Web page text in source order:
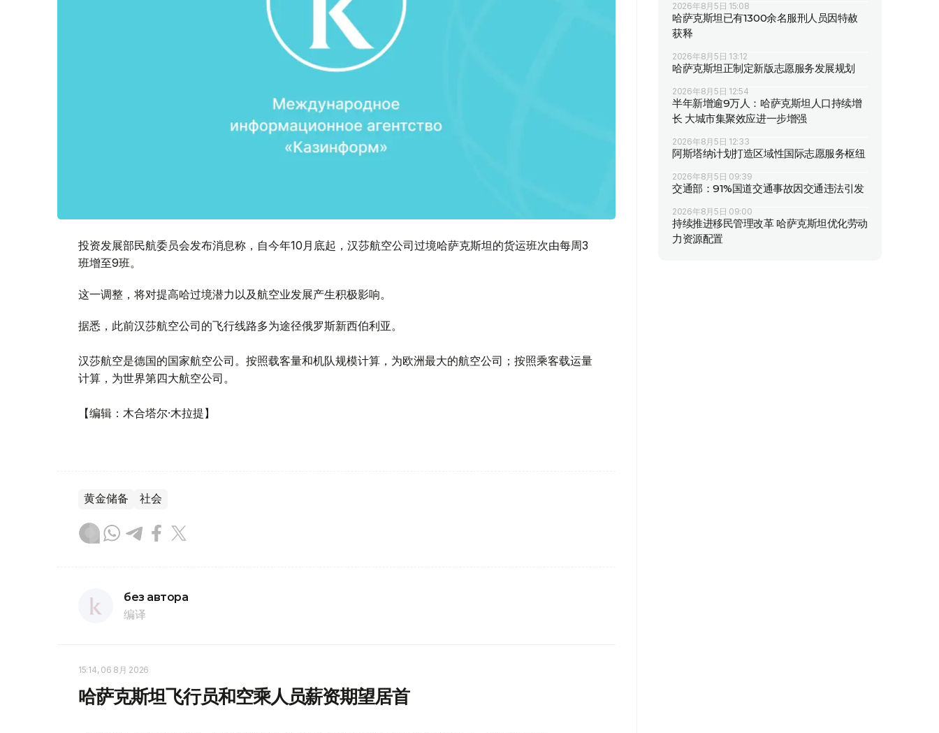
投资发展部民航委员会发布消息称，自今年10月底起，汉莎航空公司过境哈萨克斯坦的货运班次由每周3
班增至9班。
这一调整，将对提高哈过境潜力以及航空业发展产生积极影响。
据悉，此前汉莎航空公司的飞行线路多为途径俄罗斯新西伯利亚。
汉莎航空是德国的国家航空公司。按照载客量和机队规模计算，为欧洲最大的航空公司；按照乘客载运量
计算，为世界第四大航空公司。
【编辑：木合塔尔·木拉提】
黄金储备 社会
без автора
编译
15:14, 06 8月 2026
哈萨克斯坦飞行员和空乘人员薪资期望居首
2026年8月5日 15:08
哈萨克斯坦已有1300余名服刑人员因特赦
获释
2026年8月5日 13:12
哈萨克斯坦正制定新版志愿服务发展规划
2026年8月5日 12:54
半年新增逾9万人：哈萨克斯坦人口持续增
长 大城市集聚效应进一步增强
2026年8月5日 12:33
阿斯塔纳计划打造区域性国际志愿服务枢纽
2026年8月5日 09:39
交通部：91%国道交通事故因交通违法引发
2026年8月5日 09:00
持续推进移民管理改革 哈萨克斯坦优化劳动
力资源配置